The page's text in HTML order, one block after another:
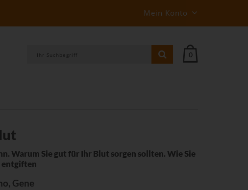
Mein Konto
0
Warum Sie gut für Ihr Blut sorgen sollten. Wie Sie
entgiften
Gene